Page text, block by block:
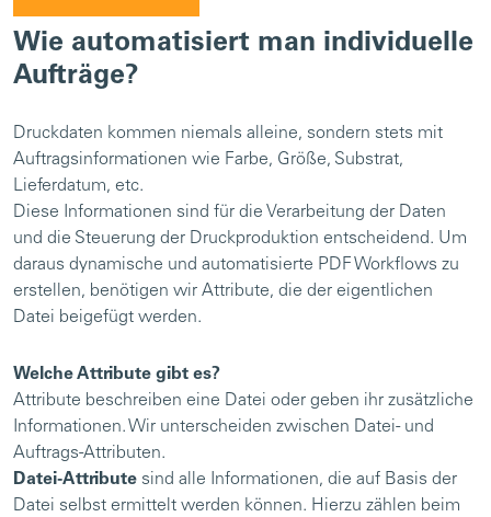
Wie automatisiert man individuelle
Aufträge?
Druckdaten kommen niemals alleine, sondern stets mit
Auftragsinformationen wie Farbe, Größe, Substrat,
Lieferdatum, etc.
Diese Informationen sind für die Verarbeitung der Daten
und die Steuerung der Druckproduktion entscheidend. Um
daraus dynamische und automatisierte PDF Workflows zu
erstellen, benötigen wir Attribute, die der eigentlichen
Datei beigefügt werden.
Welche Attribute gibt es?
Attribute beschreiben eine Datei oder geben ihr zusätzliche
Informationen. Wir unterscheiden zwischen Datei- und
Auftrags-Attributen.
Datei-Attribute sind alle Informationen, die auf Basis der
Datei selbst ermittelt werden können. Hierzu zählen beim